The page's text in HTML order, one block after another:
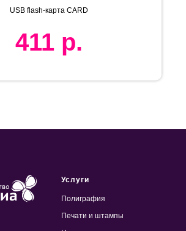
USB flash-карта CARD
411 р.
Услуги
Полиграфия
Печати и штампы